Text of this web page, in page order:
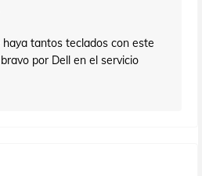
haya tantos teclados con este
por Dell en el servicio